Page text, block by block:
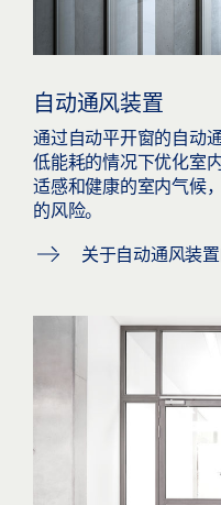
自动通风装置
通过自动平开窗的自动
低能耗的情况下优化室
适感和健康的室内气候
的风险。
关于自动通风装